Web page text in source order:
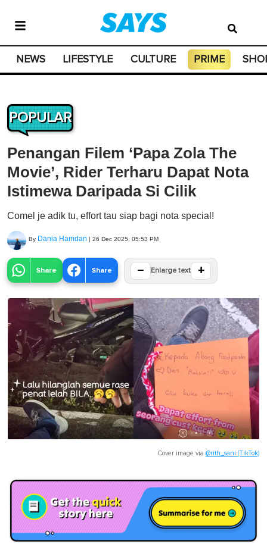
NEWS LIFESTYLE CULTURE PRIME
POPULAR
Penangan Filem ‘Papa Zola The
Movie’, Rider Terharu Dapat Nota
Istimewa Daripada Si Cilik
Comel je adik tu, effort tau siap bagi nota special!
By Dania Hamdan | 26 Dec 2025, 05:53 PM
Share Share − Enlarge text +
Cover image via @rith_sani (TikTok)